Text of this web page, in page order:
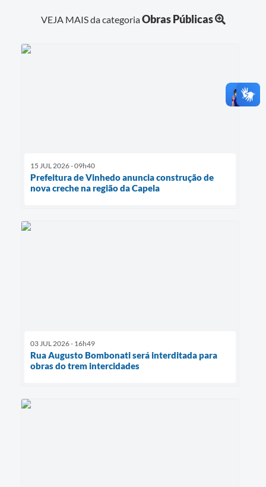
VEJA MAIS da categoriaObras Públicas
15 JUL 2026 - 09h40
Prefeitura de Vinhedo anuncia construção de
nova creche na região da Capela
03 JUL 2026 - 16h49
Rua Augusto Bombonati será interditada para
obras do trem intercidades